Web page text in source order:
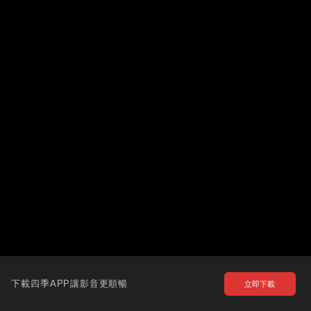
下載四季APP讓影音更順暢 立即下載